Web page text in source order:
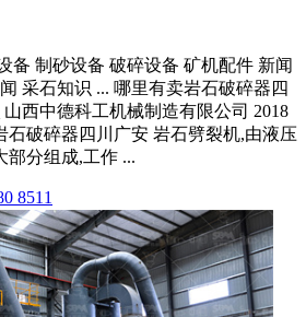
备 制砂设备 破碎设备 矿机配件 新闻
采石知识 ... 哪里有卖岩石破碎器四
山西中德科工机械制造有限公司 2018
石破碎器四川广安 岩石劈裂机,由液压
部分组成,工作 ...
8511